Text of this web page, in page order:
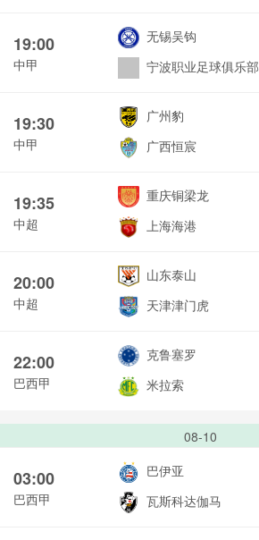
19:00
中甲
无锡吴钩
宁波职业足球俱乐部
19:30
中甲
广州豹
广西恒宸
19:35
中超
重庆铜梁龙
上海海港
20:00
中超
山东泰山
天津津门虎
22:00
巴西甲
克鲁塞罗
米拉索
08-10
03:00
巴西甲
巴伊亚
瓦斯科达伽马